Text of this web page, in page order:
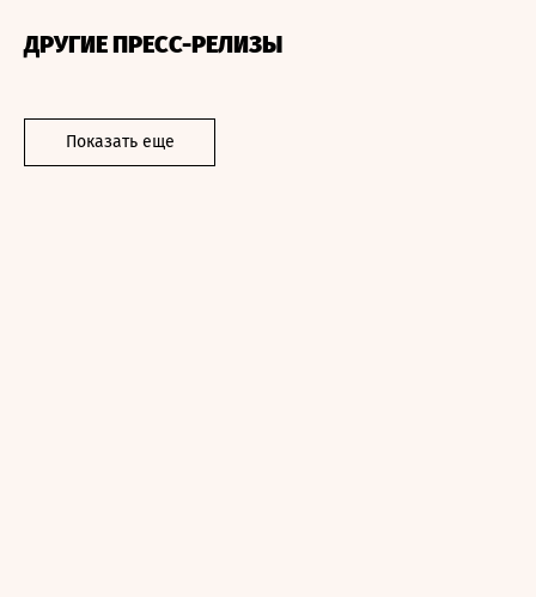
ДРУГИЕ ПРЕСС-РЕЛИЗЫ
Показать еще